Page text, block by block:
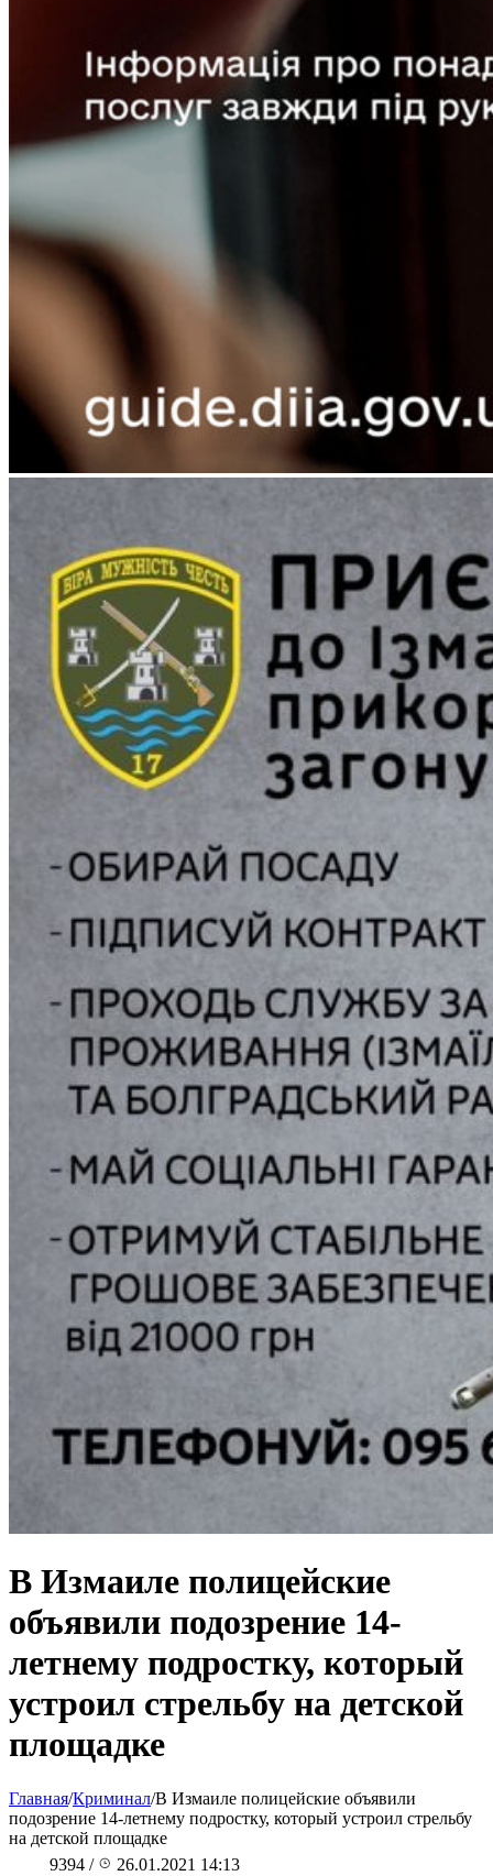
В Измаиле полицейские
объявили подозрение 14-
летнему подростку, который
устроил стрельбу на детской
площадке
Главная/Криминал/В Измаиле полицейские объявили
подозрение 14-летнему подростку, который устроил стрельбу
на детской площадке
9394 / 26.01.2021 14:13